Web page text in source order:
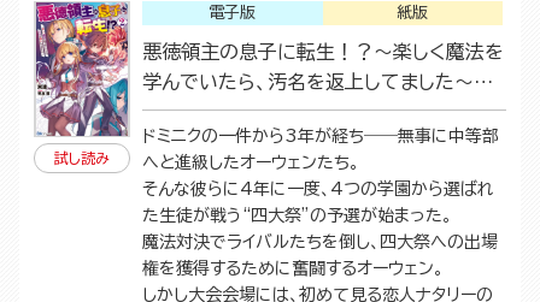
試し読み
紙版
電子版
悪徳領主の息子に転生！？～楽しく魔法を
学んでいたら、汚名を返上してました～
（２）
ドミニクの一件から3年が経ち――無事に中等部
へと進級したオーウェンたち。
そんな彼らに4年に一度、4つの学園から選ばれ
た生徒が戦う“四大祭”の予選が始まった。
魔法対決でライバルたちを倒し、四大祭への出場
権を獲得するために奮闘するオーウェン。
しかし大会会場には、初めて見る恋人ナタリーの